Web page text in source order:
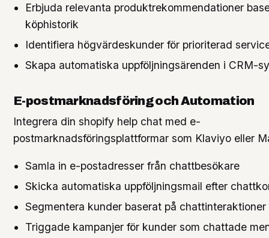
Erbjuda relevanta produktrekommendationer
köphistorik
Identifiera högvärdeskunder för prioriterad
Skapa automatiska uppföljningsärenden i CRM-
E-postmarknadsföring och Automation
Integrera din shopify help chat med e-
postmarknadsföringsplattformar som Klaviyo eller
Samla in e-postadresser från chattbesökare
Skicka automatiska uppföljningsmail efter
Segmentera kunder baserat på chattinteraktioner
Triggade kampanjer för kunder som chattade